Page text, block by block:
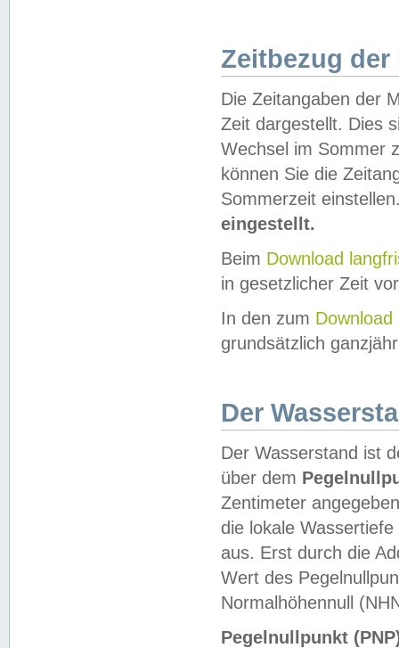
Zeitbezug der
Die Zeitangaben der
Zeit dargestellt. Dies
Wechsel im Sommer
können Sie die
Sommerzeit
eingestellt.
Beim Download
in gesetzlicher Zeit
In den zum Download
grundsätzlich
Der
Der Wasserstand ist
über dem
Zentimeter
die lokale
aus. Erst durch die
Wert des
Normalhöhennull
Pegelnullpunkt